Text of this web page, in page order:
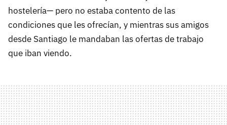
hostelería— pero no estaba contento de las
condiciones que les ofrecían, y mientras sus amigos
desde Santiago le mandaban las ofertas de trabajo
que iban viendo.